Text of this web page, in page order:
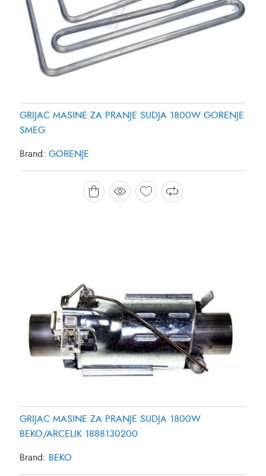
GRIJAC MASINE ZA PRANJE SUDJA 1800W GORENJE
SMEG
Brand: GORENJE
GRIJAC MASINE ZA PRANJE SUDJA 1800W
BEKO/ARCELIK 1888130200
Brand: BEKO